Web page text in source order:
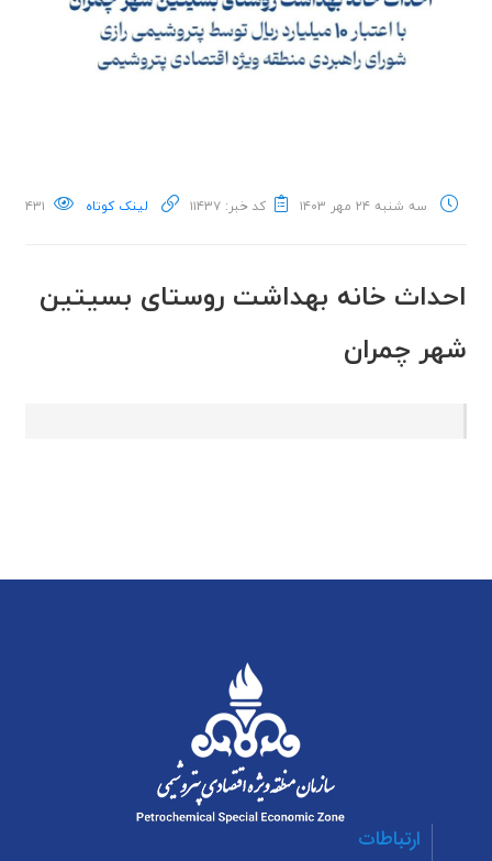
سه شنبه ۲۴ مهر ۱۴۰۳ کد خبر: ۱۱۴۳۷ لینک کوتاه ۴۳۱
احداث خانه بهداشت روستای بسیتین
شهر چمران
ارتباطات